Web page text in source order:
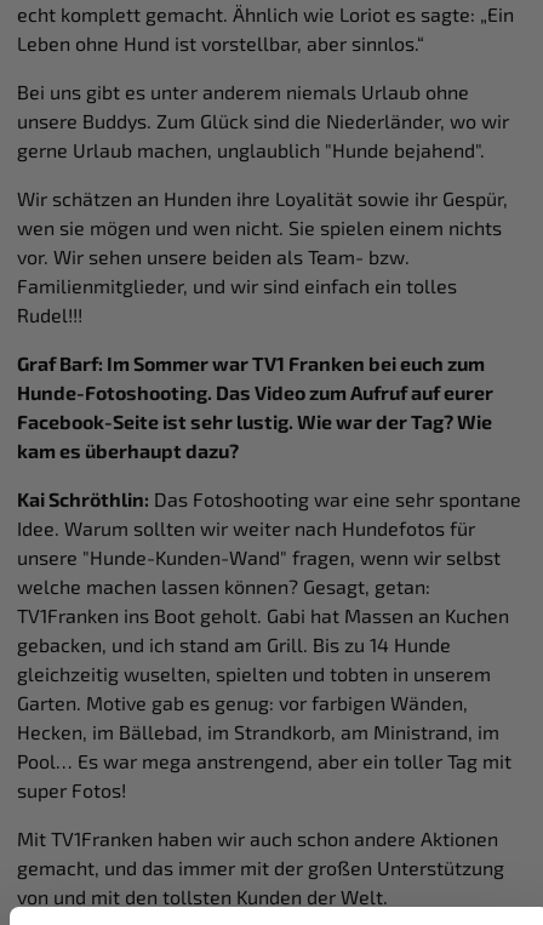
echt komplett gemacht. Ähnlich wie Loriot es sagte: „Ein
Leben ohne Hund ist vorstellbar, aber sinnlos.“
Bei uns gibt es unter anderem niemals Urlaub ohne
unsere Buddys. Zum Glück sind die Niederländer, wo wir
gerne Urlaub machen, unglaublich "Hunde bejahend".
Wir schätzen an Hunden ihre Loyalität sowie ihr Gespür,
wen sie mögen und wen nicht. Sie spielen einem nichts
vor. Wir sehen unsere beiden als Team- bzw.
Familienmitglieder, und wir sind einfach ein tolles
Rudel!!!
Graf Barf: Im Sommer war TV1 Franken bei euch zum
Hunde-Fotoshooting. Das Video zum Aufruf auf eurer
Facebook-Seite ist sehr lustig. Wie war der Tag? Wie
kam es überhaupt dazu?
Kai Schröthlin: Das Fotoshooting war eine sehr spontane
Idee. Warum sollten wir weiter nach Hundefotos für
unsere "Hunde-Kunden-Wand" fragen, wenn wir selbst
welche machen lassen können? Gesagt, getan:
TV1Franken ins Boot geholt. Gabi hat Massen an Kuchen
gebacken, und ich stand am Grill. Bis zu 14 Hunde
gleichzeitig wuselten, spielten und tobten in unserem
Garten. Motive gab es genug: vor farbigen Wänden,
Hecken, im Bällebad, im Strandkorb, am Ministrand, im
Pool… Es war mega anstrengend, aber ein toller Tag mit
super Fotos!
Mit TV1Franken haben wir auch schon andere Aktionen
gemacht, und das immer mit der großen Unterstützung
von und mit den tollsten Kunden der Welt.